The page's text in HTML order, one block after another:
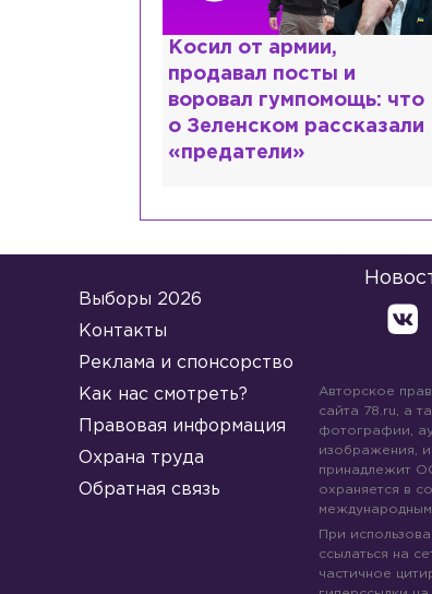
Рыдает из-за мужа, но
опять флиртует с
Лазаревым: как Лера
Кудрявцева сходит с
ума
Выборы 2026
Контакты
Реклама и спонсорство
Как нас смотреть?
Правовая информация
Охрана труда
Обратная связь
Авторское
сайта 78.ru, а
фотографии,
изображения,
принадлежит
охраняется в
При
ссылаться на
частичное